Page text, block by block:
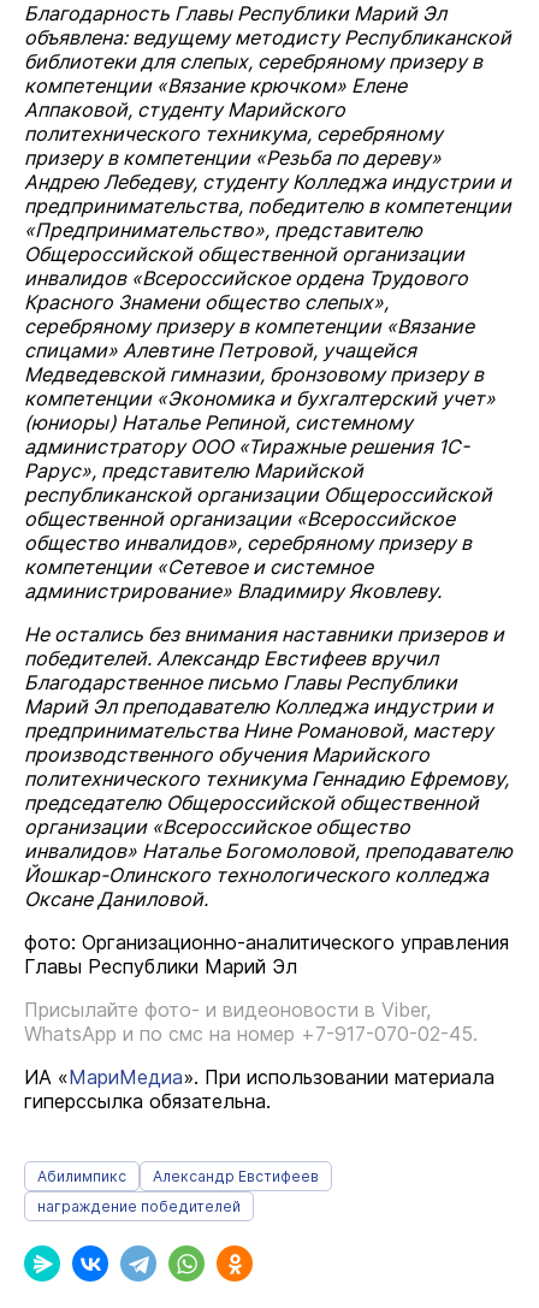
Благодарность Главы Республики Марий Эл
объявлена: ведущему методисту Республиканской
библиотеки для слепых, серебряному призеру в
компетенции «Вязание крючком» Елене
Аппаковой, студенту Марийского
политехнического техникума, серебряному
призеру в компетенции «Резьба по дереву»
Андрею Лебедеву, студенту Колледжа индустрии и
предпринимательства, победителю в компетенции
«Предпринимательство», представителю
Общероссийской общественной организации
инвалидов «Всероссийское ордена Трудового
Красного Знамени общество слепых»,
серебряному призеру в компетенции «Вязание
спицами» Алевтине Петровой, учащейся
Медведевскойгимназии, бронзовому призеру в
компетенции «Экономика и бухгалтерский учет»
(юниоры) Наталье Репиной, системному
администратору ООО «Тиражные решения 1С-
Рарус», представителю Марийской
республиканской организации Общероссийской
общественной организации «Всероссийское
общество инвалидов», серебряному призеру в
компетенции «Сетевое и системное
администрирование» Владимиру Яковлеву.
Не остались без внимания наставники призеров и
победителей. Александр Евстифеев вручил
Благодарственное письмо Главы Республики
Марий Эл преподавателю Колледжа индустрии и
предпринимательства Нине Романовой, мастеру
производственного обучения Марийского
политехнического техникума Геннадию Ефремову,
председателю Общероссийской общественной
организации «Всероссийское общество
инвалидов» Наталье Богомоловой, преподавателю
Йошкар-Олинского технологического колледжа
Оксане Даниловой.
фото: Организационно-аналитического управления
Главы Республики Марий Эл
Присылайте фото- и видеоновости в Viber,
WhatsApp и по смс на номер +7-917-070-02-45.
ИА «МариМедиа». При использовании материала
гиперссылка обязательна.
Абилимпикс
Александр Евстифеев
награждение победителей